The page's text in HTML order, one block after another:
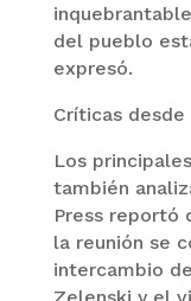
del pueblo
expresó.
Críticas
Los
también
Press reportó
la reunión se
intercambio